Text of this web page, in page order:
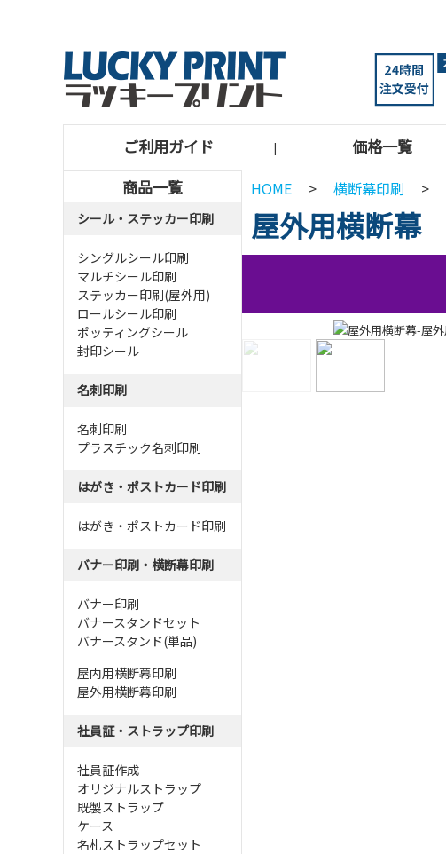
ご利用ガイド | 価格一覧
商品一覧
シール・ステッカー印刷
シングルシール印刷
マルチシール印刷
ステッカー印刷(屋外用)
ロールシール印刷
ポッティングシール
封印シール
名刺印刷
名刺印刷
プラスチック名刺印刷
はがき・ポストカード印刷
はがき・ポストカード印刷
バナー印刷・横断幕印刷
バナー印刷
バナースタンドセット
バナースタンド(単品)
屋内用横断幕印刷
屋外用横断幕印刷
社員証・ストラップ印刷
社員証作成
オリジナルストラップ
既製ストラップ
ケース
名札ストラップセット
HOME > 横断幕印刷 >
屋外用横断幕